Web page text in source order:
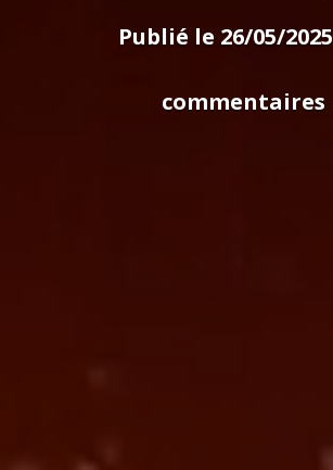
Publié le 26/05/2025
commentaires